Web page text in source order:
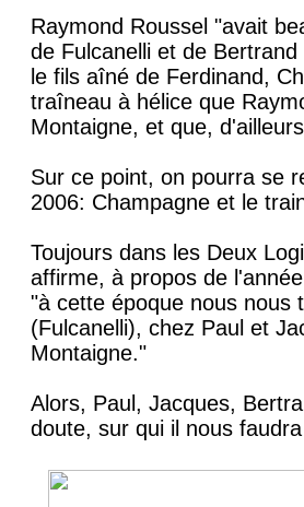
Raymond Roussel "avait
de Fulcanelli et de
le fils aîné de Ferdinand,
traîneau à hélice que
Montaigne, et que,
Sur ce point, on pourra se
2006: Champagne et le
Toujours dans les Deux
affirme, à propos de
"à cette époque nous nous
(Fulcanelli), chez Paul et
Montaigne."
Alors, Paul, Jacques,
doute, sur qui il nous